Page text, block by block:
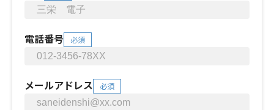
電話番号 必須
メールアドレス 必須